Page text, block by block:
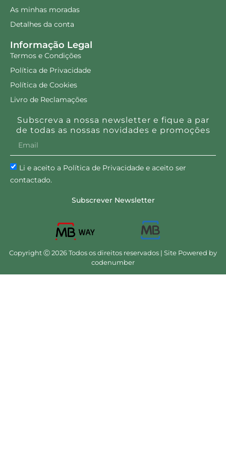
As minhas moradas
Detalhes da conta
Informação Legal
Termos e Condições
Política de Privacidade
Política de Cookies
Livro de Reclamações
Subscreva a nossa newsletter e fique a par
de todas as nossas novidades e promoções
Li e aceito a Política de Privacidade e aceito ser
contactado.
Subscrever Newsletter
Copyright Ⓒ 2026 Todos os direitos reservados | Site Powered by
codenumber